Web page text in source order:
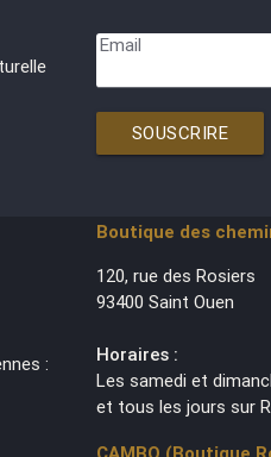
Email
SOUSCRIRE
:
Boutique des
120, rue des Rosiers
93400 Saint Ouen
Horaires :
Les samedi et
et tous les jours sur